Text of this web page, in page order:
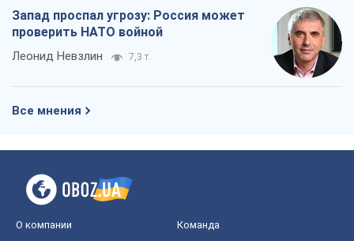
Запад проспал угрозу: Россия может
проверить НАТО войной
Леонид Невзлин 7,3 т.
Все мнения
О компании Команда